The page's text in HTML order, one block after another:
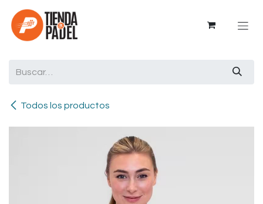
Ir al contenido
Todos los productos